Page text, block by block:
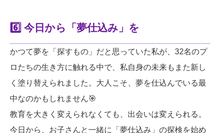
6️⃣ 今日から「夢仕込み」を
かつて夢を「探すもの」だと思っていた私が、32名のプ
ロたちの生き方に触れる中で、私自身の未来もまた新し
く塗り替えられました。大人こそ、夢を仕込んでいる最
中なのかもしれません🎯
教育を大きく変えられなくても、出会いは変えられる。
今日から、お子さんと一緒に「夢仕込み」の探検を始め